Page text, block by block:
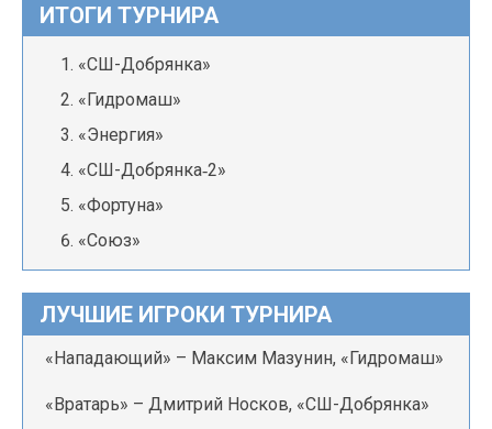
ИТОГИ ТУРНИРА
«СШ-Добрянка»
«Гидромаш»
«Энергия»
«СШ-Добрянка‑2»
«Фортуна»
«Союз»
ЛУЧШИЕ ИГРОКИ ТУРНИРА
«Нападающий» – Максим Мазунин, «Гидромаш»
«Вратарь» – Дмитрий Носков, «СШ-Добрянка»